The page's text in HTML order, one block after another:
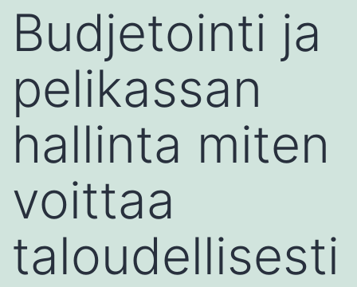
Budjetointi ja
pelikassan
hallinta miten
voittaa
taloudellisesti